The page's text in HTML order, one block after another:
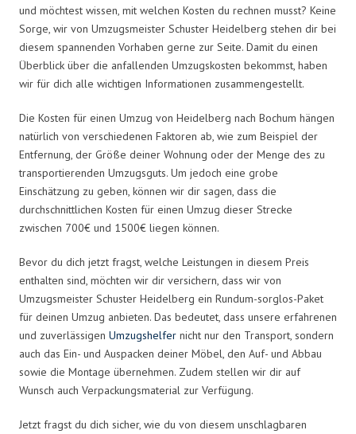
und möchtest wissen, mit welchen Kosten du rechnen musst? Keine
Sorge, wir von Umzugsmeister Schuster Heidelberg stehen dir bei
diesem spannenden Vorhaben gerne zur Seite. Damit du einen
Überblick über die anfallenden Umzugskosten bekommst, haben
wir für dich alle wichtigen Informationen zusammengestellt.
Die Kosten für einen Umzug von Heidelberg nach Bochum hängen
natürlich von verschiedenen Faktoren ab, wie zum Beispiel der
Entfernung, der Größe deiner Wohnung oder der Menge des zu
transportierenden Umzugsguts. Um jedoch eine grobe
Einschätzung zu geben, können wir dir sagen, dass die
durchschnittlichen Kosten für einen Umzug dieser Strecke
zwischen 700€ und 1500€ liegen können.
Bevor du dich jetzt fragst, welche Leistungen in diesem Preis
enthalten sind, möchten wir dir versichern, dass wir von
Umzugsmeister Schuster Heidelberg ein Rundum-sorglos-Paket
für deinen Umzug anbieten. Das bedeutet, dass unsere erfahrenen
und zuverlässigen Umzugshelfer nicht nur den Transport, sondern
auch das Ein- und Auspacken deiner Möbel, den Auf- und Abbau
sowie die Montage übernehmen. Zudem stellen wir dir auf
Wunsch auch Verpackungsmaterial zur Verfügung.
Jetzt fragst du dich sicher, wie du von diesem unschlagbaren